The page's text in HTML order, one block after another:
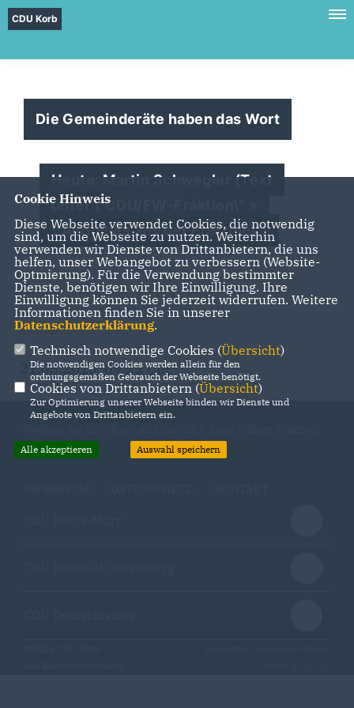
CDU Korb
Die Gemeinderäte haben das Wort
Heute: Martin Schwegler (Text
unter \"CDU/FW-Fraktion\" >
\"Aktuelles aus der Fraktion\")
21.05.2015, 09:29 Uhr
Cookie Hinweis
Diese Webseite verwendet Cookies, die notwendig
sind, um die Webseite zu nutzen. Weiterhin
verwenden wir Dienste von Drittanbietern, die uns
helfen, unser Webangebot zu verbessern (Website-
Optmierung). Für die Verwendung bestimmter
Dienste, benötigen wir Ihre Einwilligung. Ihre
Einwilligung können Sie jederzeit widerrufen. Weitere
Informationen finden Sie in unserer
Datenschutzerklärung.
Technisch notwendige Cookies (Übersicht)
Die notwendigen Cookies werden allein für den
ordnungsgemäßen Gebrauch der Webseite benötigt.
Cookies von Drittanbietern (Übersicht)
Zur Optimierung unserer Webseite binden wir Dienste und
Angebote von Drittanbietern ein.
Alle akzeptieren Auswahl speichern